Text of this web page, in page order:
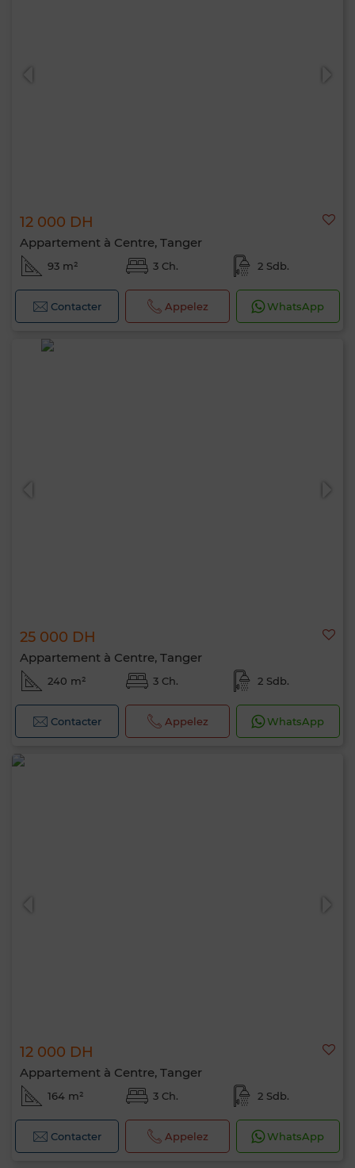
12 000 DH
Appartement à Centre, Tanger
93 m² 3 Ch. 2 Sdb.
Contacter Appelez WhatsApp
25 000 DH
Appartement à Centre, Tanger
240 m² 3 Ch. 2 Sdb.
Contacter Appelez WhatsApp
12 000 DH
Appartement à Centre, Tanger
164 m² 3 Ch. 2 Sdb.
Contacter Appelez WhatsApp